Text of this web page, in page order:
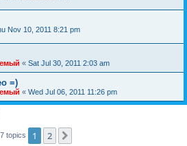
Nov 10, 2011 8:21 pm
« Sat Jul 30, 2011 2:03 am
=)
« Wed Jul 06, 2011 11:26 pm
topics 1 2